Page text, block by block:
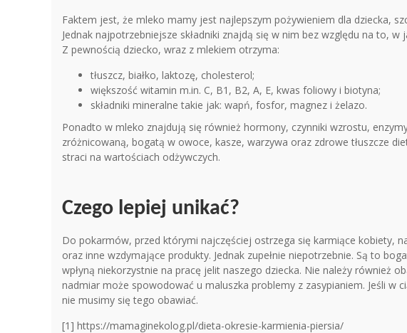
Faktem jest, że mleko mamy jest najlepszym pożywieniem dla dziecka,
Jednak najpotrzebniejsze składniki znajdą się w nim bez względu na to,
Z pewnością dziecko, wraz z mlekiem otrzyma:
tłuszcz, białko, laktozę, cholesterol;
większość witamin m.in. C, B1, B2, A, E, kwas foliowy i biotyna;
składniki mineralne takie jak: wapń, fosfor, magnez i żelazo.
Ponadto w mleko znajdują się również hormony, czynniki wzrostu,
zróżnicowaną, bogatą w owoce, kasze, warzywa oraz zdrowe tłuszcze
straci na wartościach odżywczych.
Czego lepiej unikać?
Do pokarmów, przed którymi najczęściej ostrzega się karmiące kobiety,
oraz inne wzdymające produkty. Jednak zupełnie niepotrzebnie. Są to
wpłyną niekorzystnie na pracę jelit naszego dziecka. Nie należy również
nadmiar może spowodować u maluszka problemy z zasypianiem. Jeśli w
nie musimy się tego obawiać.
[1] https://mamaginekolog.pl/dieta-okresie-karmienia-piersia/